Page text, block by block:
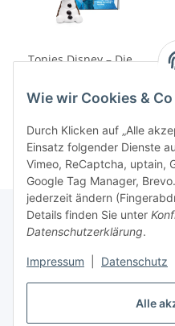
Alle
Wie wir Cookies &
Durch Klicken auf „Alle
Einsatz folgender Dienste
Vimeo, ReCaptcha, uptain,
Google Tag Manager,
jederzeit ändern
Details finden Sie unter
Datenschutzerklärung.
Impressum Datenschutz
Tonies Disney – Die
16,99 €*